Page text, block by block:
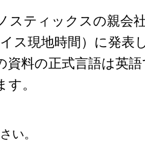
スティックスの親会
ス現地時間）に発
資料の正式言語は英
。
い。